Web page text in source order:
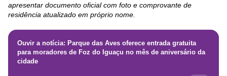
apresentar documento oficial com foto e comprovante de
residência atualizado em próprio nome.
Ouvir a notícia: Parque das Aves oferece entrada gratuita
para moradores de Foz do Iguaçu no mês de aniversário da
cidade